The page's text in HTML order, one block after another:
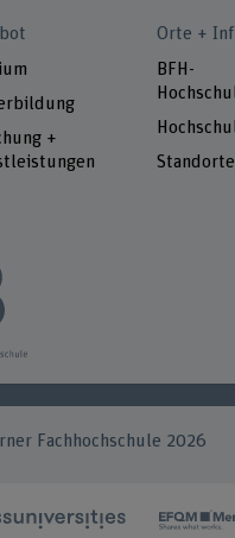
+
Orte +
BFH-
Standorte
Fachhochschule 2026